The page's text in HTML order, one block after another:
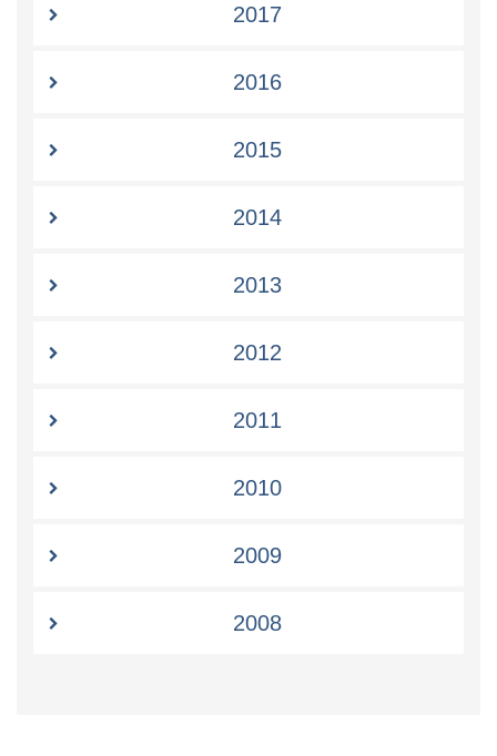
2017
2016
2015
2014
2013
2012
2011
2010
2009
2008